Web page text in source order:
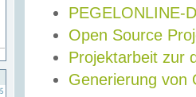
PEGELONLINE-
Open Source
Projektarbeit zur
Generierung von